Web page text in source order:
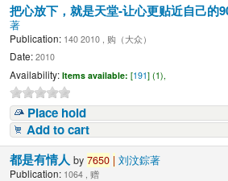
把心放下，就是天堂-让心更贴近自己的
著
Publication: 140 2010 , 购（大众）
Date: 2010
Availability: Items available: [191] (1),
Place hold
Add to cart
都是有情人by7650 | 刘汶錝著
Publication: 1064 , 赠